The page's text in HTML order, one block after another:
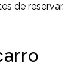
de reservar.